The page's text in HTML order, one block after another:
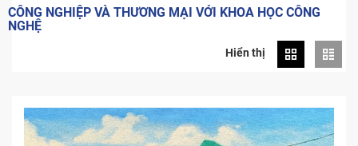
CÔNG NGHIỆP VÀ THƯƠNG MẠI VỚI KHOA HỌC CÔNG
NGHỆ
Hiển thị